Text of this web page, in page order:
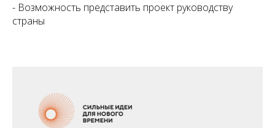
- Возможность представить проект руководству
страны